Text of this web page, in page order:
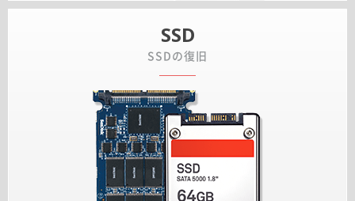
SSD
SSDの復旧